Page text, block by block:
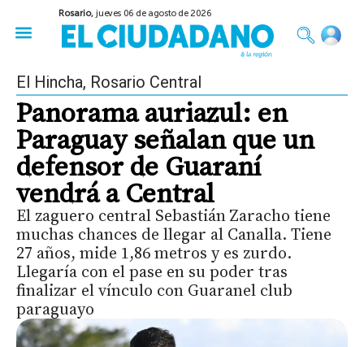
Rosario,jueves 06 de agosto de 2026
El Hincha, Rosario Central
Panorama auriazul: en
Paraguay señalan que un
defensor de Guaraní
vendrá a Central
El zaguero central Sebastián Zaracho tiene
muchas chances de llegar al Canalla. Tiene
27 años, mide 1,86 metros y es zurdo.
Llegaría con el pase en su poder tras
finalizar el vínculo con Guaranel club
paraguayo